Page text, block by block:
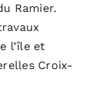
Ramier.
l’île et
Croix-